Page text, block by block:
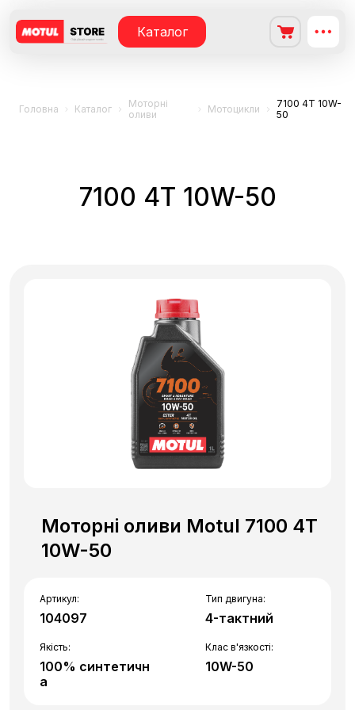
Каталог
Головна Каталог
Моторні
оливи
Мотоцикли
7100 4T 10W-
50
7100 4T 10W-50
Моторні оливи Motul 7100 4T
10W-50
Артикул:
104097
Тип двигуна:
4-тактний
Якість:
100% синтетичн
а
Клас в'язкості:
10W-50